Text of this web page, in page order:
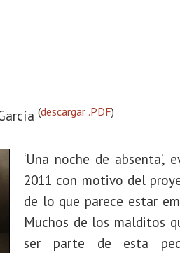
(descargar .PDF)
‘Una noche de
2011 con motivo del
de lo que parece estar
Muchos de los malditos
ser parte de esta